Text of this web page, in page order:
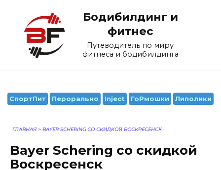
содержанию
Бодибилдинг и
фитнес
Путеводитель по миру
фитнеса и бодибилдинга
СпортПит Перорально Inject ГоРмошки Липолики
ГЛАВНАЯ > BAYER SCHERING СО СКИДКОЙ ВОСКРЕСЕНСК
Bayer Schering со скидкой
Воскресенск